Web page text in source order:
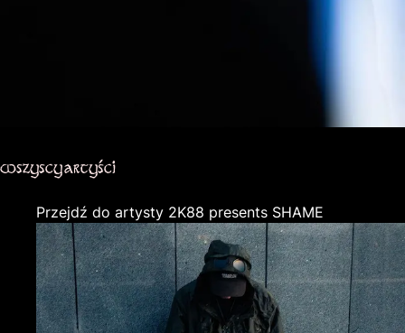
wszyscy artyści
Przejdź do artysty 2K88 presents SHAME